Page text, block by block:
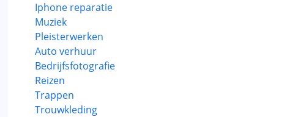
Iphone reparatie
Muziek
Pleisterwerken
Auto verhuur
Bedrijfsfotografie
Reizen
Trappen
Trouwkleding